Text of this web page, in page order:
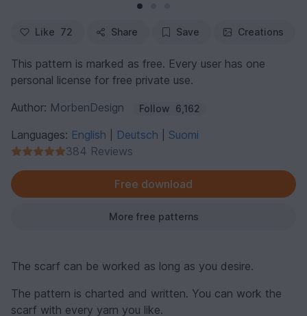
Like 72 Share Save Creations
This pattern is marked as free. Every user has one
personal license for free private use.
Author: MorbenDesign Follow 6,162
Languages: English Deutsch
Suomi
384 Reviews
Free download
More free patterns
The scarf can be worked as long as you desire.
The pattern is charted and written. You can work the
scarf with every yarn you like.